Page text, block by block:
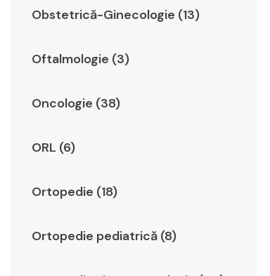
Obstetrică-Ginecologie (13)
Oftalmologie (3)
Oncologie (38)
ORL (6)
Ortopedie (18)
Ortopedie pediatrică (8)